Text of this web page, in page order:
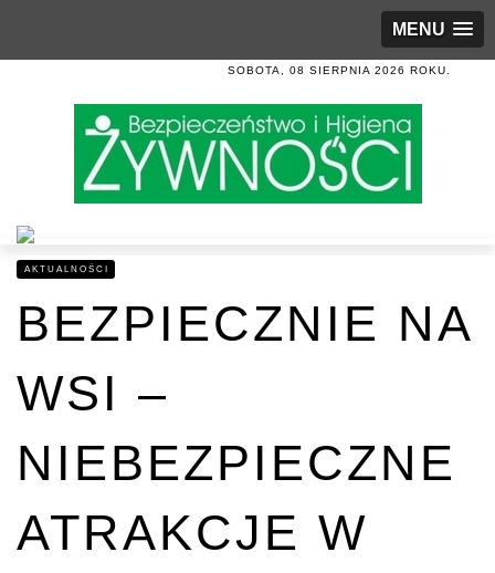
MENU
SOBOTA, 08 SIERPNIA 2026 ROKU.
AKTUALNOŚCI
BEZPIECZNIE NA
WSI –
NIEBEZPIECZNE
ATRAKCJE W